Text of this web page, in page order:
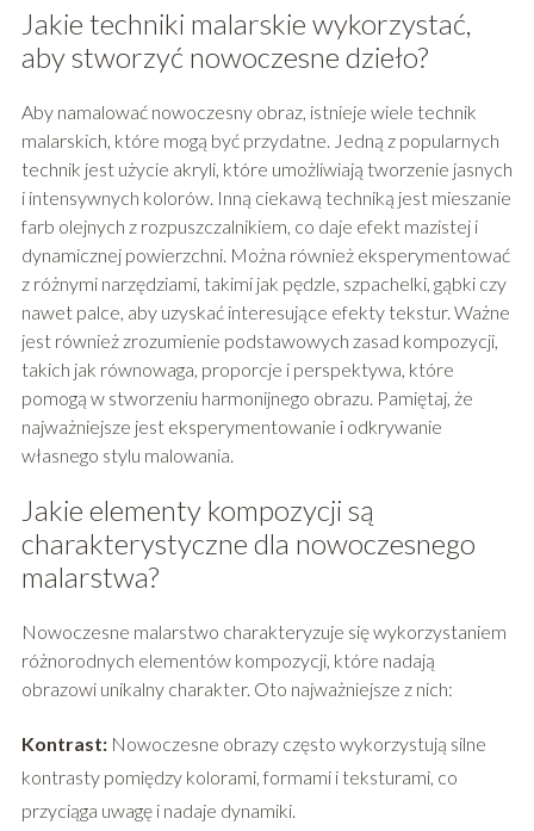
Jakie techniki malarskie wykorzystać,
aby stworzyć nowoczesne dzieło?
Aby namalować nowoczesny obraz, istnieje wiele technik
malarskich, które mogą być przydatne. Jedną z popularnych
technik jest użycie akryli, które umożliwiają tworzenie jasnych
i intensywnych kolorów. Inną ciekawą techniką jest mieszanie
farb olejnych z rozpuszczalnikiem, co daje efekt mazistej i
dynamicznej powierzchni. Można również eksperymentować
z różnymi narzędziami, takimi jak pędzle, szpachelki, gąbki czy
nawet palce, aby uzyskać interesujące efekty tekstur. Ważne
jest również zrozumienie podstawowych zasad kompozycji,
takich jak równowaga, proporcje i perspektywa, które
pomogą w stworzeniu harmonijnego obrazu. Pamiętaj, że
najważniejsze jest eksperymentowanie i odkrywanie
własnego stylu malowania.
Jakie elementy kompozycji są
charakterystyczne dla nowoczesnego
malarstwa?
Nowoczesne malarstwo charakteryzuje się wykorzystaniem
różnorodnych elementów kompozycji, które nadają
obrazowi unikalny charakter. Oto najważniejsze z nich:
Kontrast:Nowoczesne obrazy często wykorzystują silne
kontrasty pomiędzy kolorami, formami i teksturami, co
przyciąga uwagę i nadaje dynamiki.